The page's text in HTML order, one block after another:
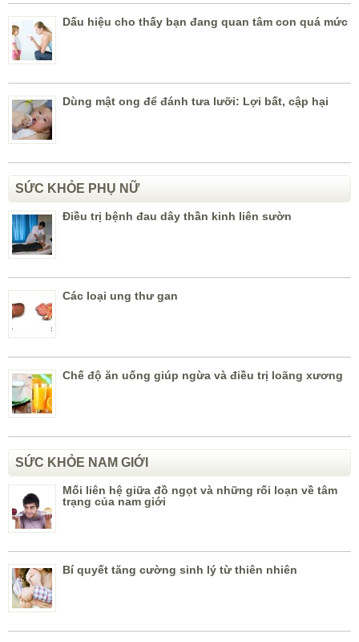
Dấu hiệu cho thấy bạn đang quan tâm con quá mức
Dùng mật ong để đánh tưa lưỡi: Lợi bất, cập hại
SỨC KHỎE PHỤ NỮ
Điều trị bệnh đau dây thần kinh liên sườn
Các loại ung thư gan
Chế độ ăn uống giúp ngừa và điều trị loãng xương
SỨC KHỎE NAM GIỚI
Mối liên hệ giữa đồ ngọt và những rối loạn về tâm
trạng của nam giới
Bí quyết tăng cường sinh lý từ thiên nhiên